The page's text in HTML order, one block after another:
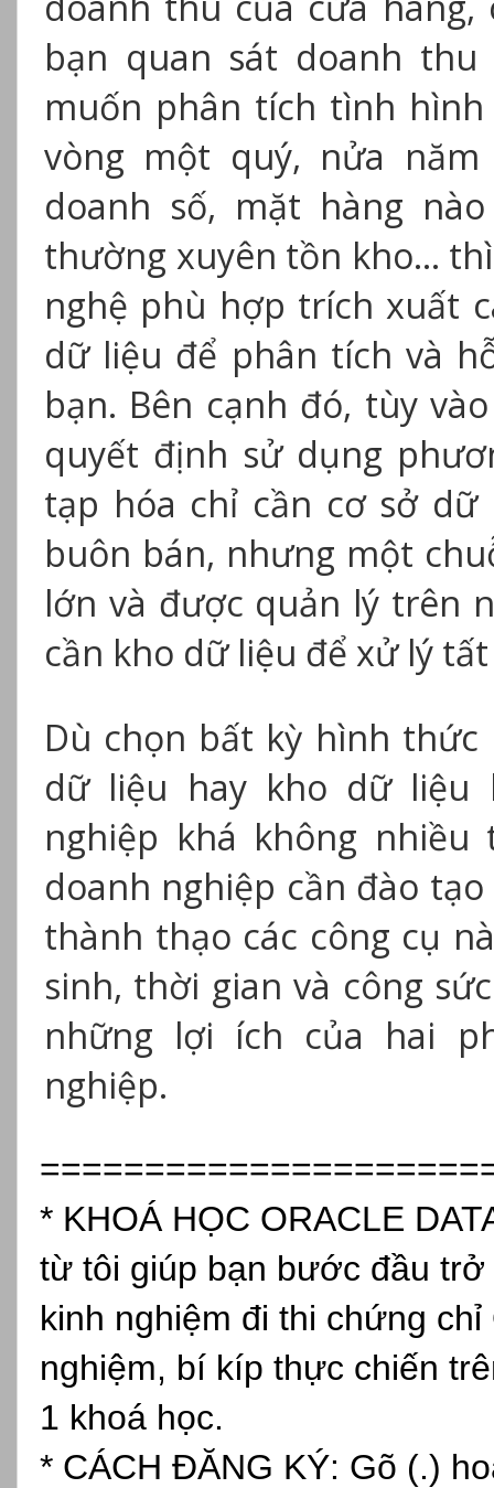
bạn quan sát doanh
muốn phân tích tình
vòng một quý, nửa
doanh số, mặt hàng
thường xuyên tồn kho…
nghệ phù hợp trích xuất
dữ liệu để phân tích và
bạn. Bên cạnh đó, tùy
quyết định sử dụng
tạp hóa chỉ cần cơ sở
buôn bán, nhưng một
lớn và được quản lý trên
cần kho dữ liệu để xử lý
Dù chọn bất kỳ hình
dữ liệu hay kho dữ liệu
nghiệp khá không
doanh nghiệp cần đào
thành thạo các công cụ
sinh, thời gian và công
những lợi ích của hai
nghiệp.
* KHOÁ HỌC ORACLE
từ tôi giúp bạn bước đầu
kinh nghiệm đi thi chứng
nghiệm, bí kíp thực chiến
1 khoá học.
* CÁCH ĐĂNG KÝ: Gõ (.)